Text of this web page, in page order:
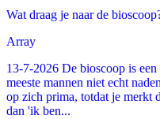
Wat draag je naar de
Array
13-7-2026 De bioscoop is
meeste mannen niet echt
op zich prima, totdat je merkt
dan 'ik ben...